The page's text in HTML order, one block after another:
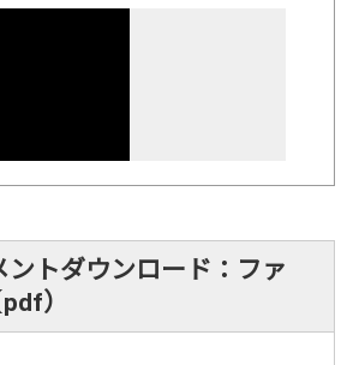
ントダウンロード：ファ
）